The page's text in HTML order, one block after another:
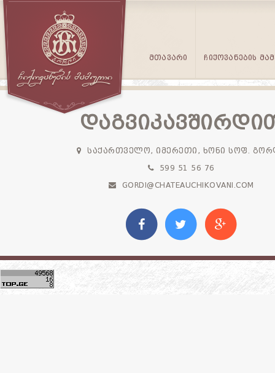
ᲛᲗᲐᲕᲐᲠᲘ ᲩᲘᲥᲝᲕᲐᲜᲔᲑᲘᲡ
ᲡᲐᲥᲐᲠᲗᲕᲔᲚᲝ, ᲘᲛᲔᲠᲔᲗᲘ, ᲮᲝᲜᲘ ᲡᲝᲤ.
599 51 56 76
GORDI@CHATEAUCHIKOVANI.COM